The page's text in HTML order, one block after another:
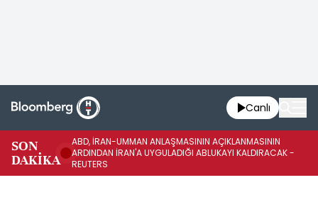
Canlı
SON
DAKİKA
ABD, İRAN-UMMAN ANLAŞMASININ AÇIKLANMASININ
ARDINDAN İRAN'A UYGULADIĞI ABLUKAYI KALDIRACAK -
REUTERS